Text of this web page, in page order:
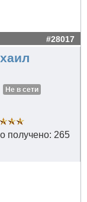
#28017
Не в сети
получено: 265